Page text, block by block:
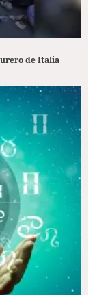
de Italia